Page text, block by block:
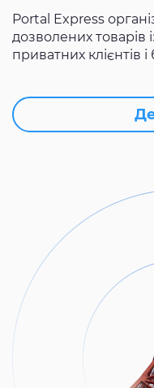
Portal Express
дозволених товарів
приватних клієнтів і